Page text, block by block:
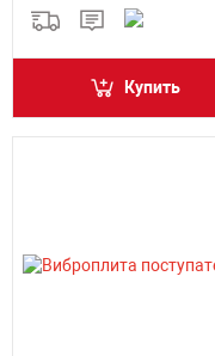
Купить